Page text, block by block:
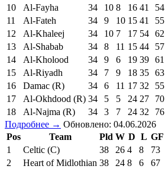
10
Al-Fayha 34 10 8 16 41 54
11
Al-Fateh 34 9 10 15 41 55
12
Al-Khaleej 34 10 7 17 54 62
13
Al-Shabab 34 8 11 15 44 57
14
Al-Kholood 34 9 6 19 39 61
15
Al-Riyadh 34 7 9 18 35 63
16
Damac (R) 34 6 11 17 32 55
17
Al-Okhdood (R) 34 5 5 24 27 70
18
Al-Najma (R) 34 3 7 24 32 76
Подробнее → Обновлено: 04.06.2026
Pos
Team Pld W D L GF
1
Celtic (C) 38 26 4 8 73
2
Heart of Midlothian 38 24 8 6 67